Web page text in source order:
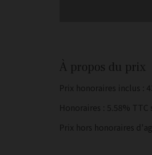
À propos du prix
Prix honoraires inclus :
Honoraires : 5.58%
Prix hors honoraires